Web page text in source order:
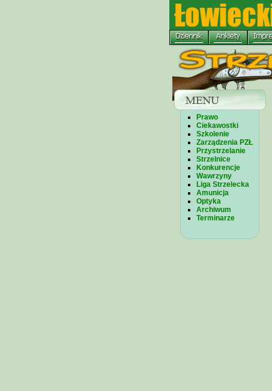
Prawo
Ciekawostki
Szkolenie
Zarządzenia PZŁ
Przystrzelanie
Strzelnice
Konkurencje
Wawrzyny
Liga Strzelecka
Amunicja
Optyka
Archiwum
Terminarze